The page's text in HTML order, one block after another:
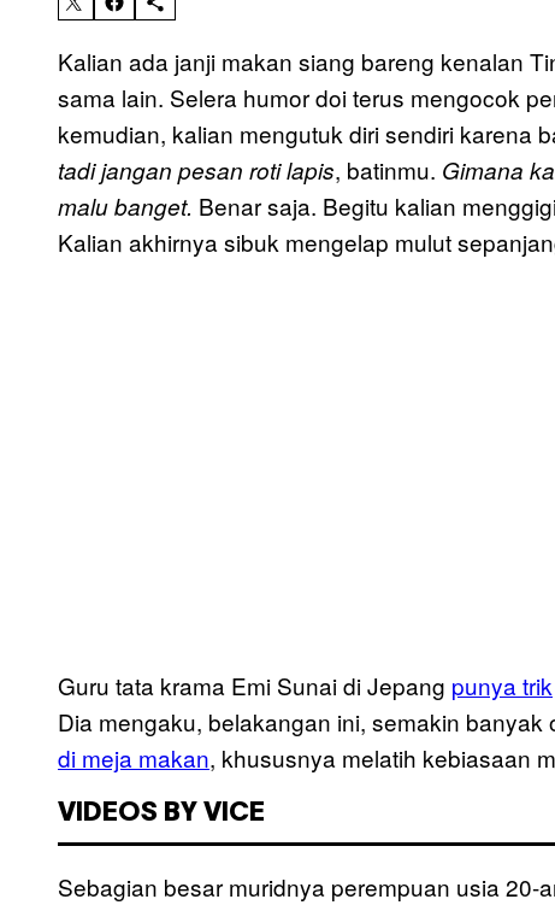
Kalian ada janji makan siang bareng kenalan
sama lain. Selera humor doi terus mengocok
kemudian, kalian mengutuk diri sendiri karena
tadi jangan pesan roti lapis, batinmu. Gimana
malu banget. Benar saja. Begitu kalian
Kalian akhirnya sibuk mengelap mulut
Guru tata krama Emi Sunai di Jepang punya trik
Dia mengaku, belakangan ini, semakin
di meja makan, khususnya melatih kebiasaan
VIDEOS BY VICE
Sebagian besar muridnya perempuan usia